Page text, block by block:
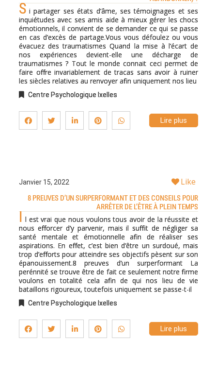
S i partager ses états d’âme, ses témoignages et ses
inquiétudes avec ses amis aide à mieux gérer les chocs
émotionnels, il convient de se demander ce qui se passe
en cas d’excès de partage.Vous vous défoulez ou vous
évacuez des traumatismes Quand la mise à l’écart de
nos expériences devient-elle une décharge de
traumatismes ? Tout le monde connait ceci permet de
faire offre invariablement de tracas sans avoir à ruiner
les siècles relatives au renvoyer afin uniquement nos lieu
Centre Psychologique Ixelles
Lire plus
Janvier 15, 2022 Like
8 PREUVES D’UN SURPERFORMANT ET DES CONSEILS POUR
ARRÊTER DE L’ÊTRE À PLEIN TEMPS
I l est vrai que nous voulons tous avoir de la réussite et
nous efforcer d’y parvenir, mais il suffit de négliger sa
santé mentale et émotionnelle afin de réaliser ses
aspirations. En effet, c’est bien d’être un surdoué, mais
trop d’efforts pour atteindre ses objectifs pèsent sur son
épanouissement.8 preuves d’un surperformant La
perénnité se trouve être de fait ce seulement notre firme
voulons en totalité cela afin de qui nos lieu de vie
bataillons rigoureux, toutefois uniquement se passe-t-il
Centre Psychologique Ixelles
Lire plus